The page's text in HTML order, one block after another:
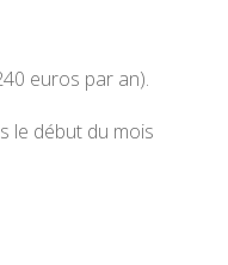
euros par an).
le début du mois